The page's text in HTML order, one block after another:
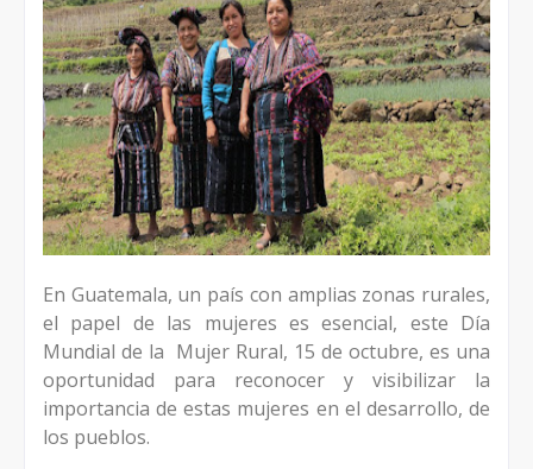
En Guatemala, un país con amplias zonas rurales,
el papel de las mujeres es esencial, este Día
Mundial de la Mujer Rural, 15 de octubre, es una
oportunidad para reconocer y visibilizar la
importancia de estas mujeres en el desarrollo, de
los pueblos.